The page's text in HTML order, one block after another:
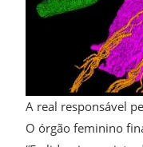
A real responsável
O órgão feminino